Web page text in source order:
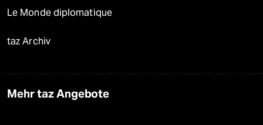
Le Monde diplomatique
taz Archiv
Mehr taz Angebote